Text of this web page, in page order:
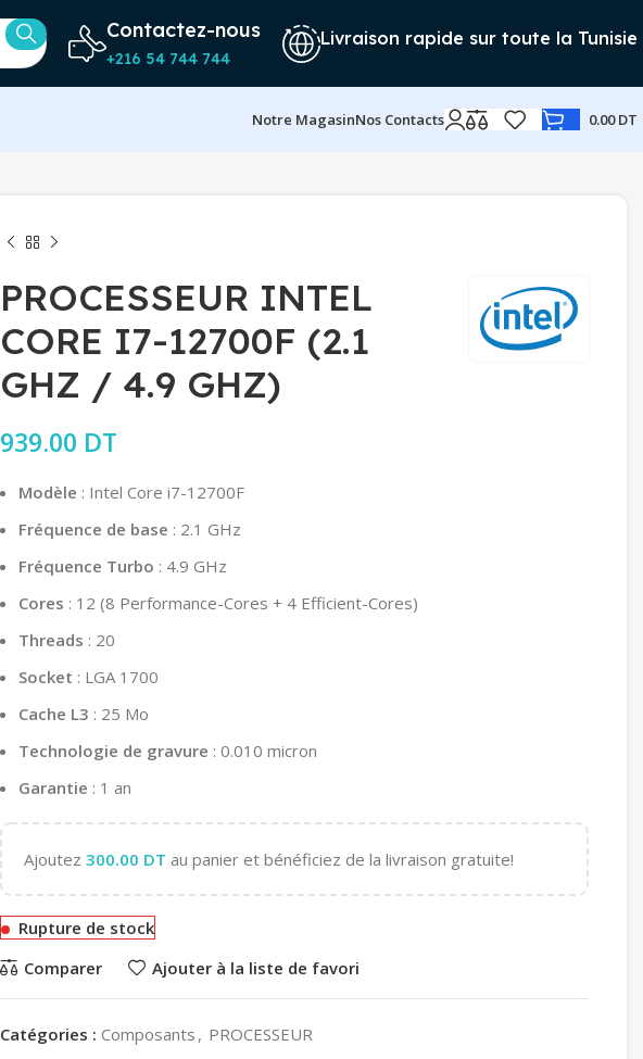
Contactez-nous
+216 54 744 744
Livraison rapide sur toute la Tunisie
Notre MagasinNos Contacts 0.00DT
PROCESSEUR INTEL
CORE I7-12700F (2.1
GHZ / 4.9 GHZ)
939.00 DT
Modèle : Intel Core i7-12700F
Fréquence de base : 2.1 GHz
Fréquence Turbo : 4.9 GHz
Cores : 12 (8 Performance-Cores + 4 Efficient-Cores)
Threads : 20
Socket : LGA 1700
Cache L3 : 25 Mo
Technologie de gravure : 0.010 micron
Garantie : 1 an
Ajoutez 300.00 DT au panier et bénéficiez de la livraison gratuite!
Rupture de stock
Comparer
Ajouter à la liste de favori
Catégories : Composants , PROCESSEUR